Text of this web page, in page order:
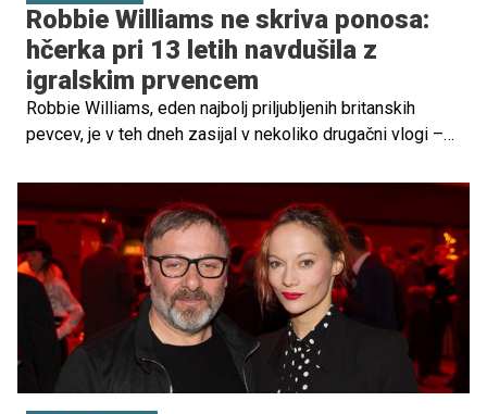
Robbie Williams ne skriva ponosa:
hčerka pri 13 letih navdušila z
igralskim prvencem
Robbie Williams, eden najbolj priljubljenih britanskih
pevcev, je v teh dneh zasijal v nekoliko drugačni vlogi –
božičnega filma Tinsel Town se je po rdeči preprogi
sprehodil s svojo 13-letno hčerko Theodoro Rose,
ljubkovalno Teddy, ki je v filmu doživela svoj igralski
prvenec.